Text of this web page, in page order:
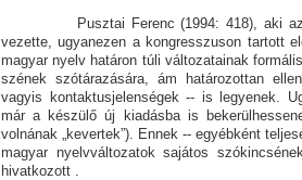
Pusztai Ferenc (1994: 418), aki az
vezette, ugyanezen a kongresszuson tartott
magyar nyelv határon túli változatainak
szé­nek szótárazására, ám határozottan
vagyis kontaktusjelenségek -- is legyenek.
már a készülő új kiadásba is
volnának „kevertek”). Ennek -- egyébként
magyar nyelvváltozatok sajátos
hivatkozott .